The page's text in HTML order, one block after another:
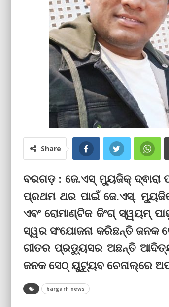
Share
ବରଗଡ଼ : ଜେ.ଏସ୍ ମ୍ୟୁଜିକ୍ ଦ୍ଵାରା
ପ୍ରଥମ ଥର ପାଇଁ ଜେ.ଏସ୍.
ଏବଂ ରୋମାଣ୍ଟିକ କିଂଗ୍ ‌ସ୍ୱୟମ୍
ସ୍ୱର ସଂଯୋଜନା କରିଛନ୍ତି ଜନକ
ଗୀତର ପ୍ରଡ୍ୟୁସର ଅଛନ୍ତି
ଜନକ ସେଠ୍ ୟୁଟ୍ୟୁବ ଚେନାଲ୍‌ରେ
bargarh news